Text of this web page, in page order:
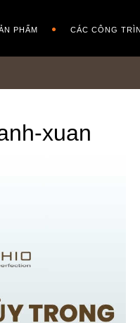
PHẨM CÁC CÔNG
xuan